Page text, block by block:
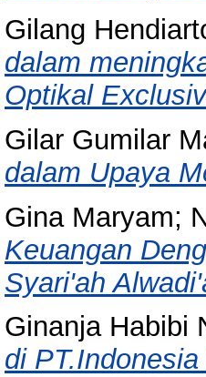
Gilang
dalam
Optikal
Gilar Gumilar
dalam Upaya
Gina Maryam;
Keuangan
Syari'ah
Ginanja Habibi
di